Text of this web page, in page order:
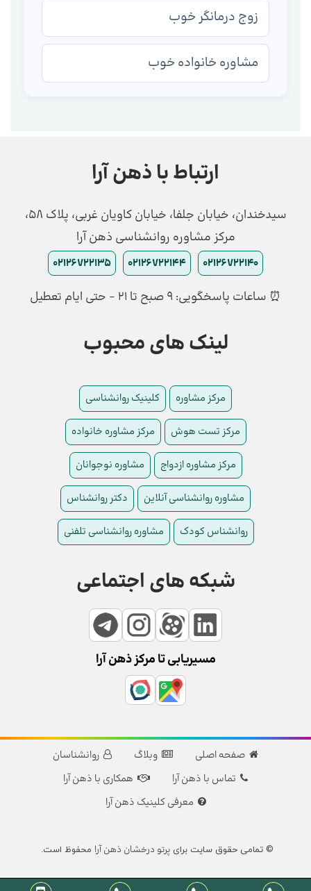
زوج درمانگر خوب
مشاوره خانواده خوب
ارتباط با ذهن آرا
سیدخندان، خیابان جلفا، خیابان کاویان غربی، پلاک 58،
مرکز مشاوره روانشناسی ذهن آرا
02126722140
02126722144
02126722135
⏰ ساعات پاسخگویی: ۹ صبح تا ۲۱ - حتی ایام تعطیل
لینک های محبوب
مرکز مشاوره کلینیک روانشناسی
مرکز تست هوش مرکز مشاوره خانواده
مرکز مشاوره ازدواج مشاوره نوجوانان
مشاوره روانشناسی آنلاین دکتر روانشناس
روانشناس کودک مشاوره روانشناسی تلفنی
شبکه های اجتماعی
مسیریابی تا مرکز ذهن آرا
صفحه اصلی وبلاگ
روانشناسان
تماس با ذهن آرا
همکاری با ذهن آرا
معرفی کلینیک ذهن آرا
© تمامی حقوق سایت برایپرتو درخشان ذهن آرا محفوظ است.